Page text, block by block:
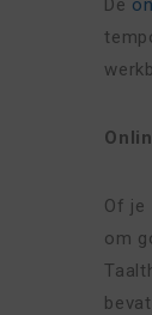
De
Of je
om